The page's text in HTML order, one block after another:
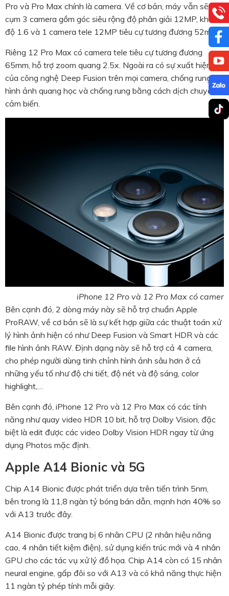
Pro và Pro Max chính là camera. Về cơ bản, máy vẫn sẽ có
cụm 3 camera gồm góc siêu rộng độ phân giải 12MP, khẩu
độ 1.6 và 1 camera tele 12MP tiêu cự tương đương 52mm.
Riêng 12 Pro Max có camera tele tiêu cự tương đương
65mm, hỗ trợ zoom quang 2.5x. Ngoài ra có sự xuất hiện
của công nghệ Deep Fusion trên mọi camera, chống rung
hình ảnh quang học và chống rung bằng cách dịch chuyển
cảm biến.
iPhone 12 Pro và 12 Pro Max có
Bên cạnh đó, 2 dòng máy này sẽ hỗ trợ chuẩn Apple
ProRAW, về cơ bản sẽ là sự kết hợp giữa các thuật toán xử
lý hình ảnh hiện có như Deep Fusion và Smart HDR và các
file hình ảnh RAW. Định dạng này sẽ hỗ trợ cả 4 camera,
cho phép người dùng tinh chỉnh hình ảnh sâu hơn ở cả
những yếu tố như độ chi tiết, độ nét và độ sáng, color
highlight,…
Bên cạnh đó, iPhone 12 Pro và 12 Pro Max có các tính
năng như quay video HDR 10 bit, hỗ trợ Dolby Vision, đặc
biệt là edit được các video Dolby Vision HDR ngay từ ứng
dụng Photos mặc định.
Apple A14 Bionic và 5G
Chip A14 Bionic được phát triển dựa trên tiến trình 5nm,
bên trong là 11,8 ngàn tỷ bóng bán dẫn, mạnh hơn 40% so
với A13 trước đây.
A14 Bionic được trang bị 6 nhân CPU (2 nhân hiệu năng
cao, 4 nhân tiết kiệm điện), sử dụng kiến trúc mới và 4 nhân
GPU cho các tác vụ xử lý đồ họa. Chip A14 còn có 15 nhân
neural engine, gấp đôi so với A13 và có khả năng thực hiện
11 ngàn tỷ phép tính mỗi giây.